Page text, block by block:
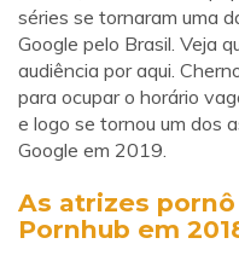
séries se tornaram uma
Google pelo Brasil. Veja
audiência por aqui.
para ocupar o horário
e logo se tornou um dos
Google em 2019.
As atrizes
Pornhub em